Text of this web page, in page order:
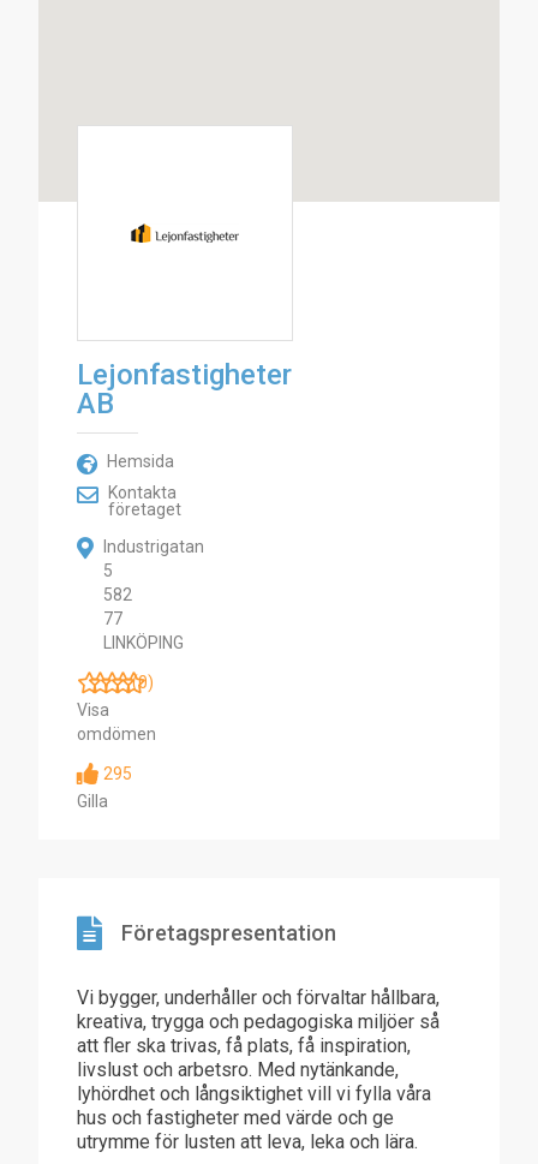
Lejonfastigheter
AB
Hemsida
Kontakta
företaget
Industrigatan
5
582
77
LINKÖPING
(0)
Visa
omdömen
295
Gilla
Företagspresentation
Vi bygger, underhåller och förvaltar hållbara,
kreativa, trygga och pedagogiska miljöer så
att fler ska trivas, få plats, få inspiration,
livslust och arbetsro. Med nytänkande,
lyhördhet och långsiktighet vill vi fylla våra
hus och fastigheter med värde och ge
utrymme för lusten att leva, leka och lära.